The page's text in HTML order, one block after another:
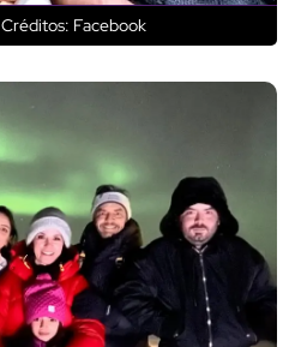
Créditos: Facebook